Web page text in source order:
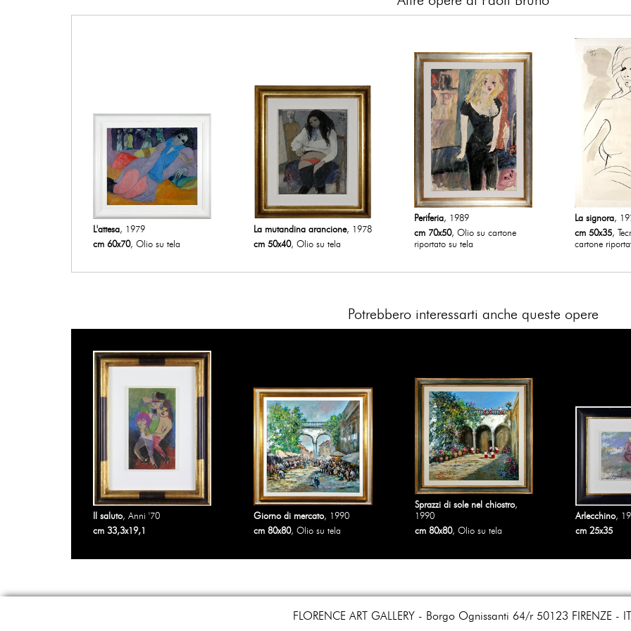
L'attesa, 1979
cm 60x70, Olio su tela
La mutandina arancione, 1978
cm 50x40, Olio su tela
Periferia, 1989
cm 70x50, Olio su cartone
riportato su tela
La signora,
cm 50x35,
cartone
Potrebbero interessarti anche queste opere
Il saluto, Anni '70
cm 33,3x19,1
Giorno di mercato, 1990
cm 80x80, Olio su tela
Sprazzi di sole nel chiostro,
1990
cm 80x80, Olio su tela
Arlecchino,
cm 25x35
FLORENCE ART GALLERY Borgo Ognissanti 64/r 50123 FIRENZE -